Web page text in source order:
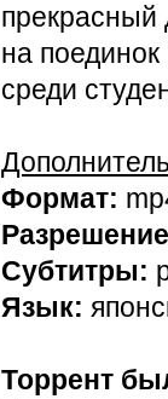
прекрасный
на
среди
Формат:
Субтитры:
Язык:
Торрент